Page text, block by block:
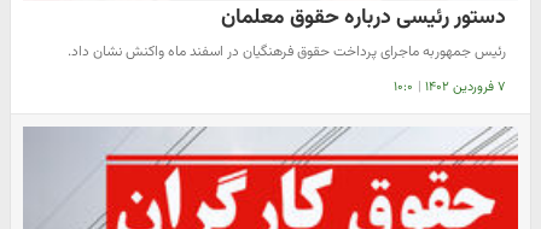
دستور رئیسی درباره حقوق معلمان
رئیس جمهوربه ماجرای پرداخت حقوق فرهنگیان در اسفند ماه واکنش نشان داد.
۷ فروردین ۱۴۰۲ | ۱۰:۰